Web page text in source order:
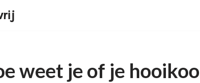
weet je of je